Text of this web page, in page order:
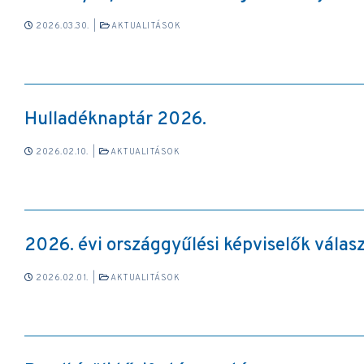
2026.03.30. AKTUALITÁSOK
Hulladéknaptár 2026.
2026.02.10. AKTUALITÁSOK
2026. évi országgyűlési képviselők
2026.02.01. AKTUALITÁSOK